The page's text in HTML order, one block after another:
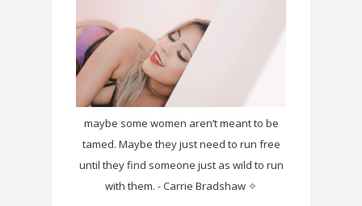
maybe some women aren’t meant to be
tamed. Maybe they just need to run free
until they find someone just as wild to run
with them. - Carrie Bradshaw ✧